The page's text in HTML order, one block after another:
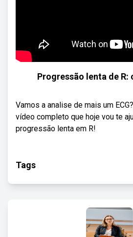
Progressão lenta de
Vamos a analise de mais um
vídeo completo que hoje vou te
progressão lenta em R!
Tags